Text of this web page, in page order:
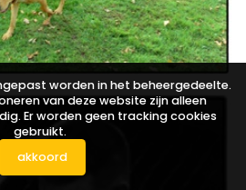
worden in het beheergedeelte.
van deze website zijn alleen
Er worden geen tracking cookies
gebruikt.
akkoord